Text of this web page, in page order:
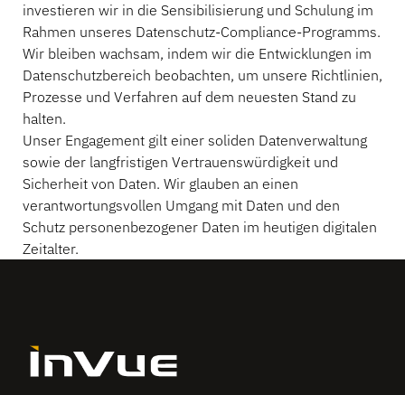
investieren wir in die Sensibilisierung und Schulung im
Rahmen unseres Datenschutz-Compliance-Programms.
Wir bleiben wachsam, indem wir die Entwicklungen im
Datenschutzbereich beobachten, um unsere Richtlinien,
Prozesse und Verfahren auf dem neuesten Stand zu
halten.
Unser Engagement gilt einer soliden Datenverwaltung
sowie der langfristigen Vertrauenswürdigkeit und
Sicherheit von Daten. Wir glauben an einen
verantwortungsvollen Umgang mit Daten und den
Schutz personenbezogener Daten im heutigen digitalen
Zeitalter.